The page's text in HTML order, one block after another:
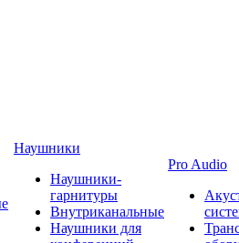
Наушники
Наушники-
гарнитуры
Внутриканальные
Наушники для
Pro Audio